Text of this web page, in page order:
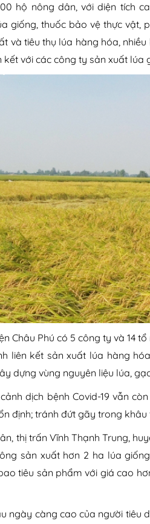
hộ nông dân, với diện tích
giống, thuốc bảo vệ thực vật,
và tiêu thụ lúa hàng hóa,
kết với các công ty sản xuất
Châu Phú có 5 công ty và 14
liên kết sản xuất lúa hàng
dựng vùng nguyên liệu lúa,
dịch bệnh Covid-19 vẫn
định; tránh đứt gãy trong
thị trấn Vĩnh Thạnh Trung,
sản xuất hơn 2 ha lúa
tiêu sản phẩm với giá cao
ngày càng cao của người tiêu